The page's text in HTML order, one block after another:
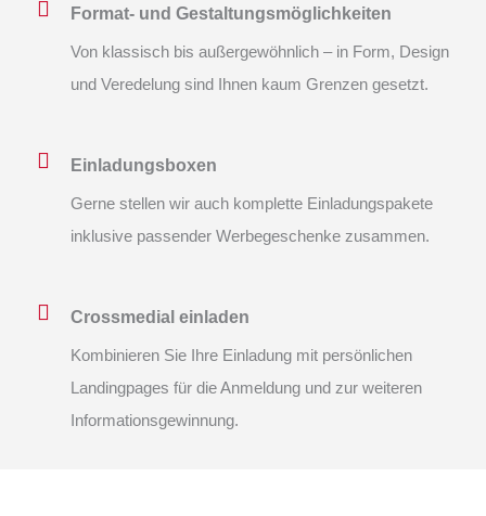
Format- und Gestaltungsmöglichkeiten
Von klassisch bis außergewöhnlich – in Form, Design
und Veredelung sind Ihnen kaum Grenzen gesetzt.
Einladungsboxen
Gerne stellen wir auch komplette Einladungspakete
inklusive passender Werbegeschenke zusammen.
Crossmedial einladen
Kombinieren Sie Ihre Einladung mit persönlichen
Landingpages für die Anmeldung und zur weiteren
Informationsgewinnung.